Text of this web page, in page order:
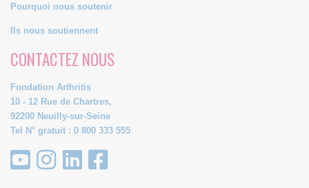
Pourquoi nous soutenir
Ils nous soutiennent
CONTACTEZ NOUS
Fondation Arthritis
10 - 12 Rue de Chartres,
92200 Neuilly-sur-Seine
Tel N° gratuit : 0 800 333 555